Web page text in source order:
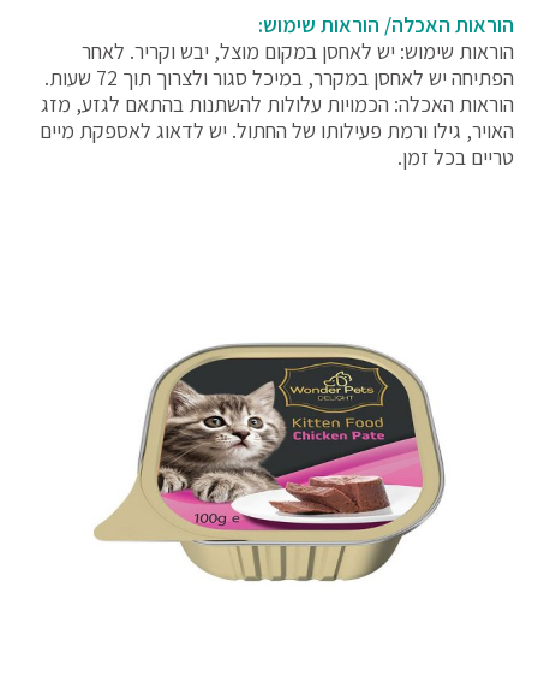
הוראות האכלה/ הוראות שימוש:
הוראות שימוש: יש לאחסן במקום מוצל, יבש וקריר. לאחר
הפתיחה יש לאחסן במקרר, במיכל סגור ולצרוך תוך 72 שעות.
הוראות האכלה: הכמויות עלולות להשתנות בהתאם לגזע, מזג
האויר, גילו ורמת פעילותו של החתול. יש לדאוג לאספקת מיים
טריים בכל זמן.